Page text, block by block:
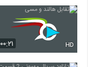
۰۰:۲۱ HD